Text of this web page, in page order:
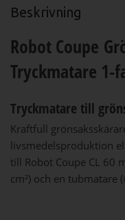
Beskrivning
Robot Coupe
Tryckmatare 1-
Tryckmatare till
Kraftfull
livsmedelsproduktion
till Robot Coupe CL 60
cm²) och en